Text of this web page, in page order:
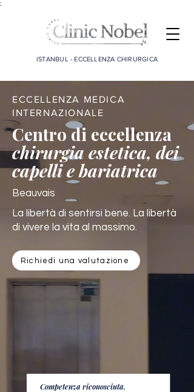
;
ISTANBUL - ECCELLENZA CHIRURGICA
ECCELLENZA MEDICA
INTERNAZIONALE
Centro di eccellenza
chirurgia estetica, dei
capelli e bariatrica
Beauvais
La libertà di sentirsi bene. La libertà
di vivere la vita al massimo.
Richiedi una valutazione
Competenza riconosciuta.